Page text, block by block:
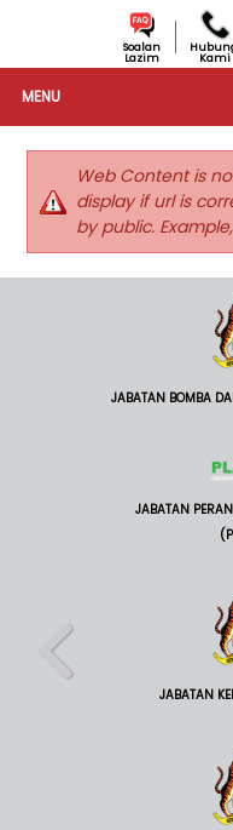
Soalan
Lazim Kami
MENU
Web Content is
display if url is
by public.
JABATAN BOMBA
JABATAN
JABATAN